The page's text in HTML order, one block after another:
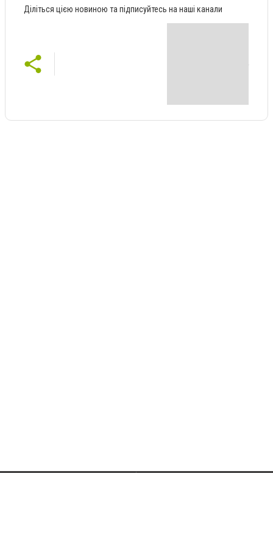
Діліться цією новиною та підписуйтесь на наші канали